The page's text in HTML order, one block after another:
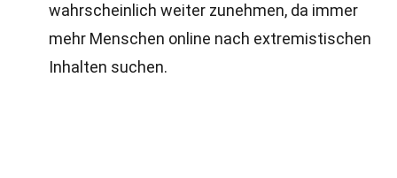
wahrscheinlich weiter zunehmen, da immer
mehr Menschen online nach extremistischen
Inhalten suchen.